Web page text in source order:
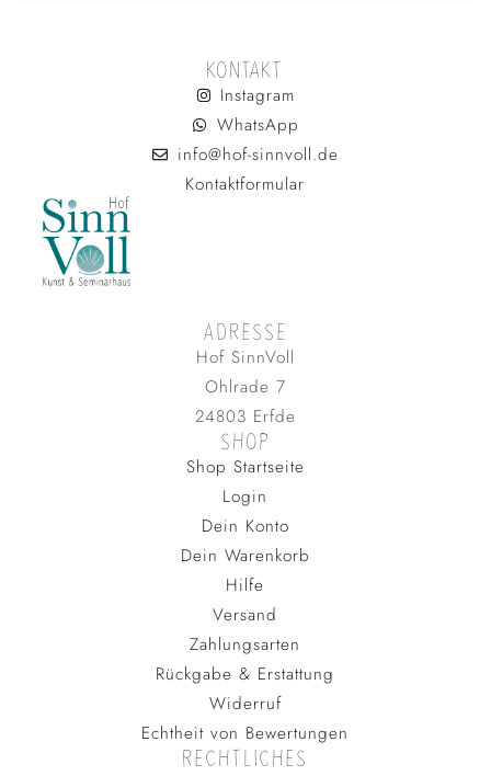
ADRESSE
Hof SinnVoll
Ohlrade 7
24803 Erfde
SHOP
Shop Startseite
Login
Dein Konto
Dein Warenkorb
Hilfe
Versand
Zahlungsarten
Rückgabe & Erstattung
Widerruf
Echtheit von Bewertungen
KONTAKT
Instagram
WhatsApp
info@hof-sinnvoll.de
Kontaktformular
RECHTLICHES